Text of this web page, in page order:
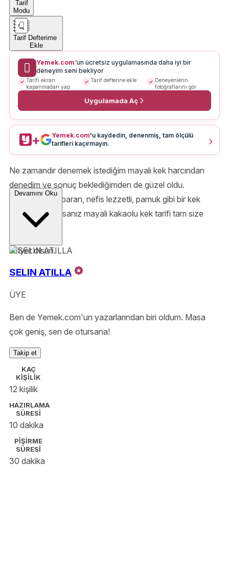
Tarif
Modu
Tarif Defterime
Ekle
Yemek.com'un ücretsiz uygulamasında daha iyi bir
deneyim seni bekliyor
Tarifi ekran
kapanmadan yap
Tarif defterine ekle
Deneyenlerin
fotoğraflarını gör
Uygulamada Aç
+ Yemek.com'u kaydedin, denenmiş, tam ölçülü
tarifleri kaçırmayın.
Ne zamandır denemek istediğim mayalı kek harcından
denedim ve sonuç beklediğimden de güzel oldu.
Kabardıkça kabaran, nefis lezzetli, pamuk gibi bir kek
yapmak istiyorsanız mayalı kakaolu kek tarifi tam size
Afiyet olsun.
Devamını Oku
SELIN ATILLA
ÜYE
Ben de Yemek.com'un yazarlarından biri oldum. Masa
çok geniş, sen de otursana!
Takip et
KAÇ
KİŞİLİK
12 kişilik
HAZIRLAMA
SÜRESİ
10 dakika
PİŞİRME
SÜRESİ
30 dakika